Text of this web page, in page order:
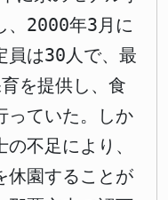
、2000年3月に
員は30人で、最
を提供し、食
っていた。しか
不足により、
休園することが